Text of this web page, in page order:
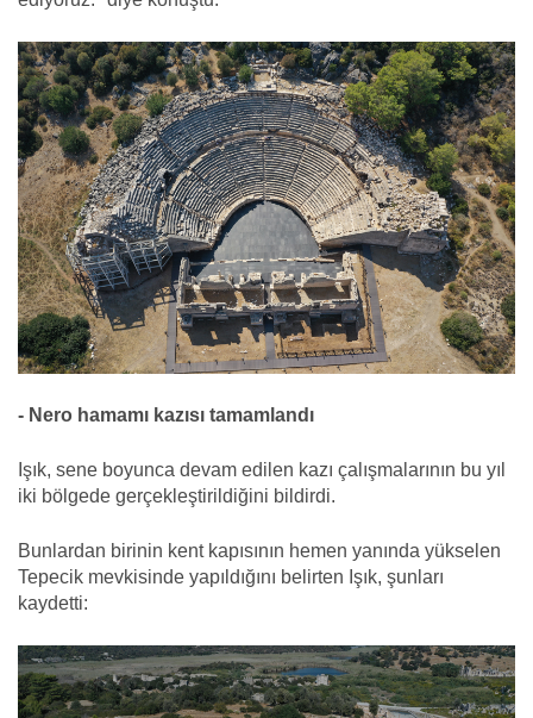
- Nero hamamı kazısı tamamlandı
Işık, sene boyunca devam edilen kazı çalışmalarının bu yıl
iki bölgede gerçekleştirildiğini bildirdi.
Bunlardan birinin kent kapısının hemen yanında yükselen
Tepecik mevkisinde yapıldığını belirten Işık, şunları
kaydetti: